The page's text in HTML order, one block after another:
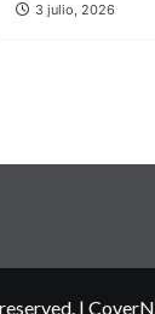
3 julio, 2026
|